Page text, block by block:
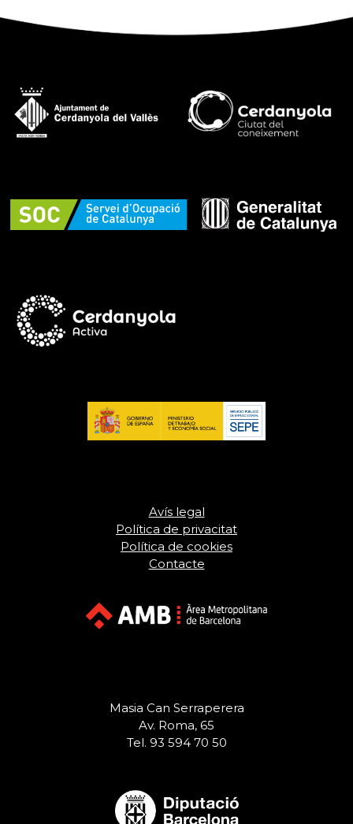
Avís legal
Política de privacitat
Política de cookies
Contacte
Masia Can Serraperera
Av. Roma, 65
Tel. 93 594 70 50